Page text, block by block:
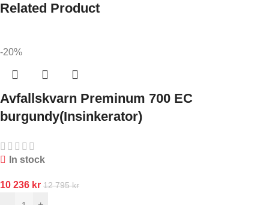
Related Product
-20%
Avfallskvarn Preminum 700 EC
burgundy(Insinkerator)
In stock
10 236 kr 12 795kr